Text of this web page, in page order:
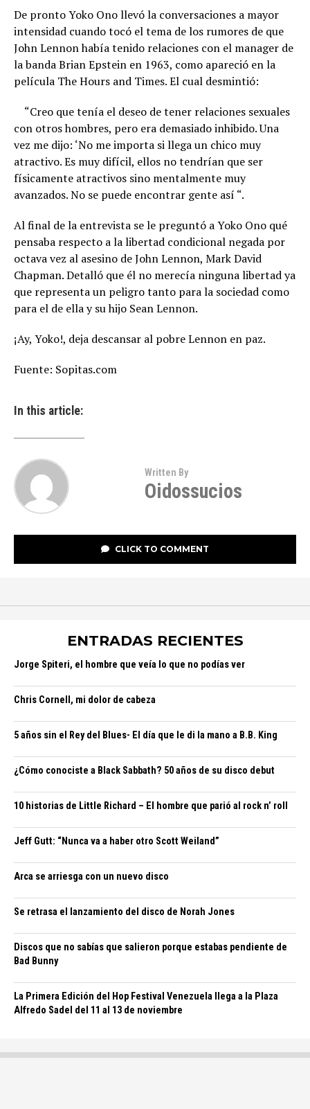
De pronto Yoko Ono llevó la conversaciones a mayor
intensidad cuando tocó el tema de los rumores de que
John Lennon había tenido relaciones con el manager de
la banda Brian Epstein en 1963, como apareció en la
película The Hours and Times. El cual desmintió:
“Creo que tenía el deseo de tener relaciones sexuales
con otros hombres, pero era demasiado inhibido. Una
vez me dijo: ‘No me importa si llega un chico muy
atractivo. Es muy difícil, ellos no tendrían que ser
físicamente atractivos sino mentalmente muy
avanzados. No se puede encontrar gente así “.
Al final de la entrevista se le preguntó a Yoko Ono qué
pensaba respecto a la libertad condicional negada por
octava vez al asesino de John Lennon, Mark David
Chapman. Detalló que él no merecía ninguna libertad ya
que representa un peligro tanto para la sociedad como
para el de ella y su hijo Sean Lennon.
¡Ay, Yoko!, deja descansar al pobre Lennon en paz.
Fuente: Sopitas.com
In this article:
Written By
Oidossucios
CLICK TO COMMENT
ENTRADAS RECIENTES
Jorge Spiteri, el hombre que veía lo que no podías ver
Chris Cornell, mi dolor de cabeza
5 años sin el Rey del Blues- El día que le di la mano a B.B. King
¿Cómo conociste a Black Sabbath? 50 años de su disco debut
10 historias de Little Richard – El hombre que parió al rock n’ roll
Jeff Gutt: “Nunca va a haber otro Scott Weiland”
Arca se arriesga con un nuevo disco
Se retrasa el lanzamiento del disco de Norah Jones
Discos que no sabías que salieron porque estabas pendiente de
Bad Bunny
La Primera Edición del Hop Festival Venezuela llega a la Plaza
Alfredo Sadel del 11 al 13 de noviembre